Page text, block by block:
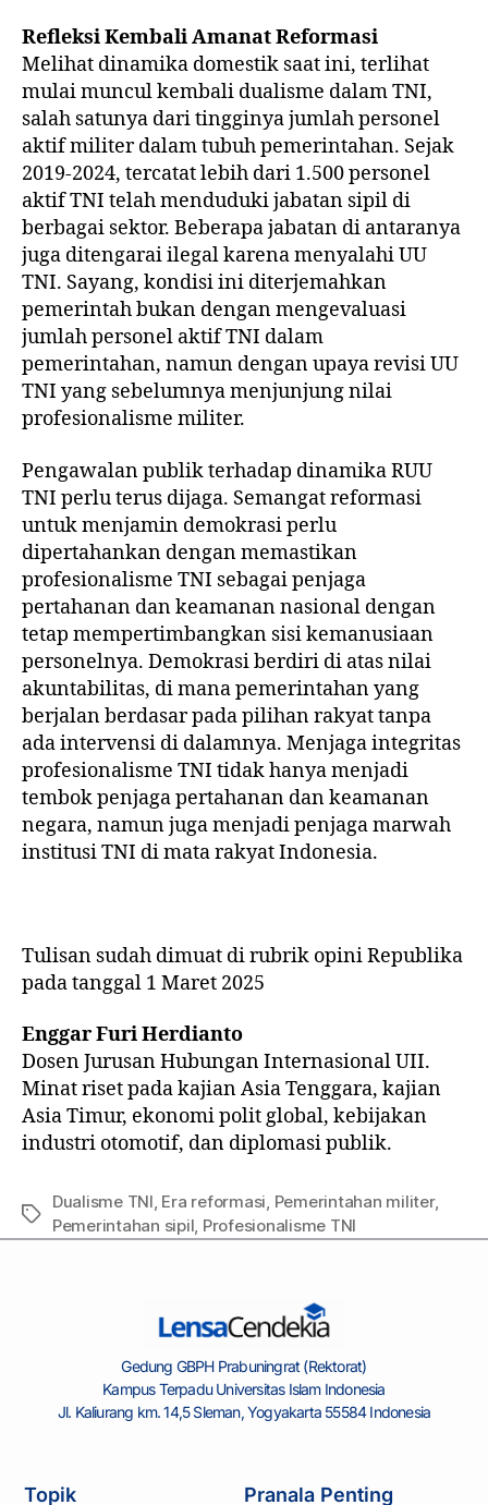
Refleksi Kembali Amanat Reformasi
Melihat dinamika domestik saat ini, terlihat
mulai muncul kembali dualisme dalam TNI,
salah satunya dari tingginya jumlah personel
aktif militer dalam tubuh pemerintahan. Sejak
2019-2024, tercatat lebih dari 1.500 personel
aktif TNI telah menduduki jabatan sipil di
berbagai sektor. Beberapa jabatan di antaranya
juga ditengarai ilegal karena menyalahi UU
TNI. Sayang, kondisi ini diterjemahkan
pemerintah bukan dengan mengevaluasi
jumlah personel aktif TNI dalam
pemerintahan, namun dengan upaya revisi UU
TNI yang sebelumnya menjunjung nilai
profesionalisme militer.
Pengawalan publik terhadap dinamika RUU
TNI perlu terus dijaga. Semangat reformasi
untuk menjamin demokrasi perlu
dipertahankan dengan memastikan
profesionalisme TNI sebagai penjaga
pertahanan dan keamanan nasional dengan
tetap mempertimbangkan sisi kemanusiaan
personelnya. Demokrasi berdiri di atas nilai
akuntabilitas, di mana pemerintahan yang
berjalan berdasar pada pilihan rakyat tanpa
ada intervensi di dalamnya. Menjaga integritas
profesionalisme TNI tidak hanya menjadi
tembok penjaga pertahanan dan keamanan
negara, namun juga menjadi penjaga marwah
institusi TNI di mata rakyat Indonesia.
Tulisan sudah dimuat di rubrik opini Republika
pada tanggal 1 Maret 2025
Enggar Furi Herdianto
Dosen Jurusan Hubungan Internasional UII.
Minat riset pada kajian Asia Tenggara, kajian
Asia Timur, ekonomi polit global, kebijakan
industri otomotif, dan diplomasi publik.
Dualisme TNI, Era reformasi, Pemerintahan militer,
Pemerintahan sipil, Profesionalisme TNI
Gedung GBPH Prabuningrat (Rektorat)
Kampus Terpadu Universitas Islam Indonesia
Jl. Kaliurang km. 14,5 Sleman, Yogyakarta 55584 Indonesia
Topik Pranala Penting